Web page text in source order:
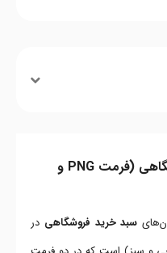
مجموعه آیکون سبد خرید فروشگاهی (فرمت PNG و
سبد خرید فروشگاهی در